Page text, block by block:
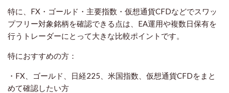
特に、FX・ゴールド・主要指数・仮想通貨CFDなどでスワッ
プフリー対象銘柄を確認できる点は、EA運用や複数日保有を
行うトレーダーにとって大きな比較ポイントです。
特におすすめの方：
・FX、ゴールド、日経225、米国指数、仮想通貨CFDをまと
めて確認したい方